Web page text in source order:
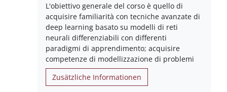
L'obiettivo generale del corso è quello di
acquisire familiarità con tecniche avanzate di
deep learning basato su modelli di reti
neurali differenziabili con differenti
paradigmi di apprendimento; acquisire
competenze di modellizzazione di problemi
Zusätzliche Informationen